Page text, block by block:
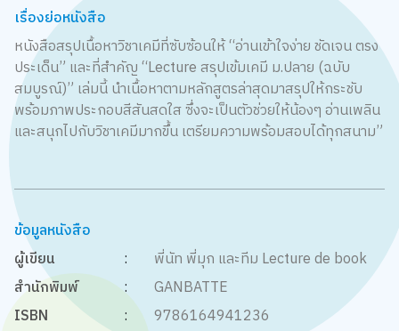
เรื่องย่อหนังสือ
หนังสือสรุปเนื้อหาวิชาเคมีที่ซับซ้อนให้ “อ่านเข้าใจง่าย ชัดเจน ตรง
ประเด็น” และที่สำคัญ “Lecture สรุปเข้มเคมี ม.ปลาย (ฉบับ
สมบูรณ์)” เล่มนี้ นำเนื้อหาตามหลักสูตรล่าสุดมาสรุปให้กระชับ
พร้อมภาพประกอบสีสันสดใส ซึ่งจะเป็นตัวช่วยให้น้องๆ อ่านเพลิน
และสนุกไปกับวิชาเคมีมากขึ้น เตรียมความพร้อมสอบได้ทุกสนาม”
ข้อมูลหนังสือ
ผู้เขียน
:
พี่นัท พี่มุก และทีม Lecture de book
สำนักพิมพ์
:
GANBATTE
ISBN
:
9786164941236